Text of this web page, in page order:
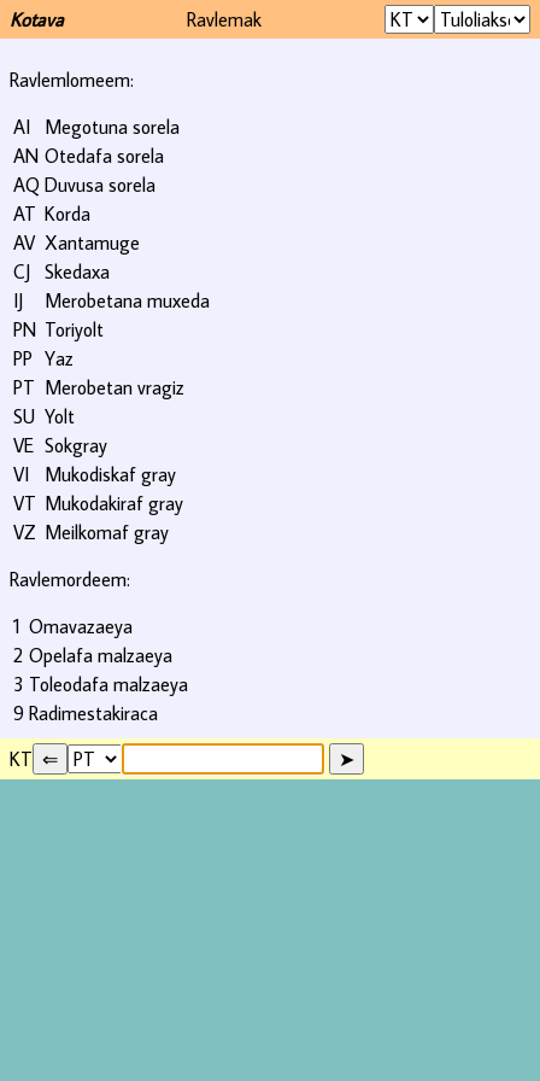
Kotava Ravlemak
Ravlemlomeem:
AI
Megotuna sorela
AN Otedafa sorela
AQ Duvusa sorela
AT Korda
AV Xantamuge
CJ Skedaxa
IJ
Merobetana muxeda
PN Toriyolt
PP Yaz
PT Merobetan vragiz
SU Yolt
VE Sokgray
VI
Mukodiskaf gray
VT Mukodakiraf gray
VZ Meilkomaf gray
Ravlemordeem:
1 Omavazaeya
2 Opelafa malzaeya
3 Toleodafa malzaeya
9 Radimestakiraca
KT